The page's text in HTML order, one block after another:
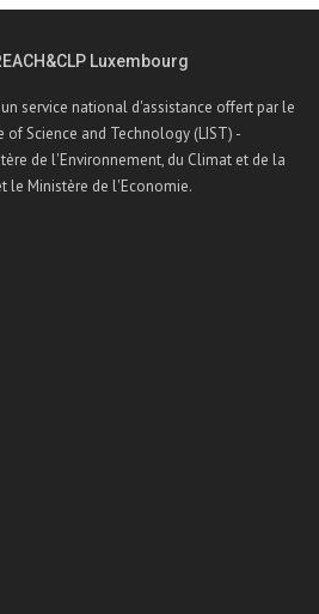
Luxembourg
un service national d'assistance offert par le
of Science and Technology (LIST) -
de l'Environnement, du Climat et de la
le Ministère de l'Economie.